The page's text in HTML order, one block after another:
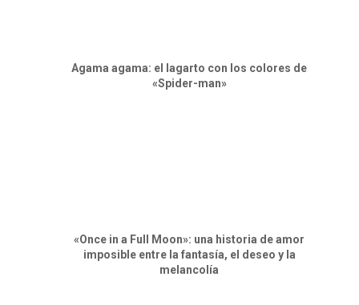
Agama agama: el lagarto con los colores de
«Spider-man»
«Once in a Full Moon»: una historia de amor
imposible entre la fantasía, el deseo y la
melancolía